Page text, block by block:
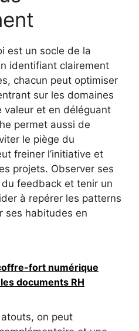
est un socle de la
identifiant clairement
chacun peut optimiser
sur les domaines
valeur et en déléguant
permet aussi de
le piège du
freiner l’initiative et
projets. Observer ses
feedback et tenir un
à repérer les patterns
ses habitudes en
fort numérique
documents RH
atouts, on peut